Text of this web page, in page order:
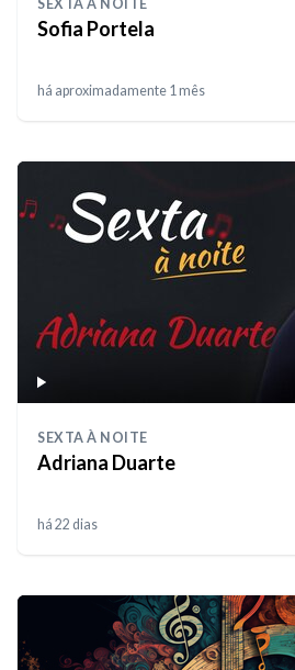
SEXTA À NOITE
Sofia Portela
há aproximadamente 1 mês
SEXTA À NOITE
Adriana Duarte
há 22 dias